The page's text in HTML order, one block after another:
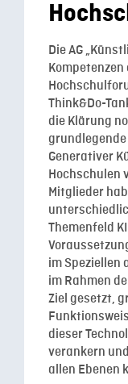
Die AG
Think&Do-
die Klärung
grundlegende
Generativer
Hochschulen
Mitglieder
Themenfeld
im Speziellen
im Rahmen
Ziel gesetzt,
dieser
verankern
allen Ebenen